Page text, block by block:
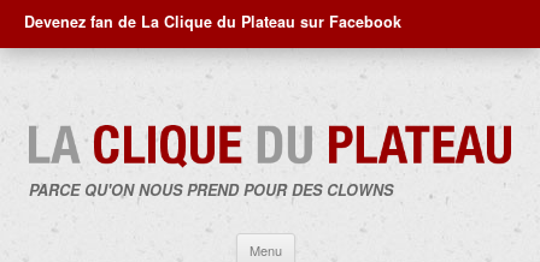
Devenez fan de La Clique du Plateau sur Facebook
PARCE QU'ON NOUS PREND POUR DES CLOWNS
Menu